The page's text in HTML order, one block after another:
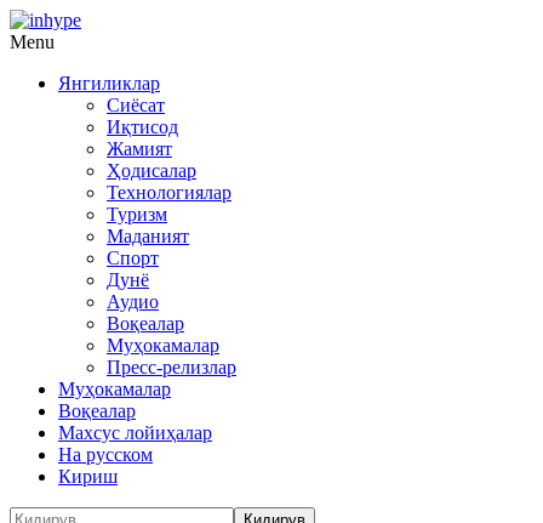
Menu
Янгиликлар
Сиёсат
Иқтисод
Жамият
Ҳодисалар
Технологиялар
Туризм
Маданият
Спорт
Дунё
Аудио
Воқеалар
Муҳокамалар
Пресс-релизлар
Муҳокамалар
Воқеалар
Махсус лойиҳалар
На русском
Кириш